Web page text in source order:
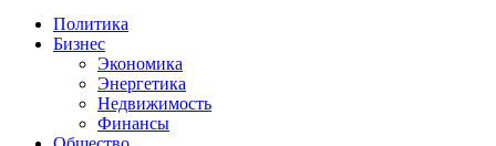
Политика
Бизнес
Экономика
Энергетика
Недвижимость
Финансы